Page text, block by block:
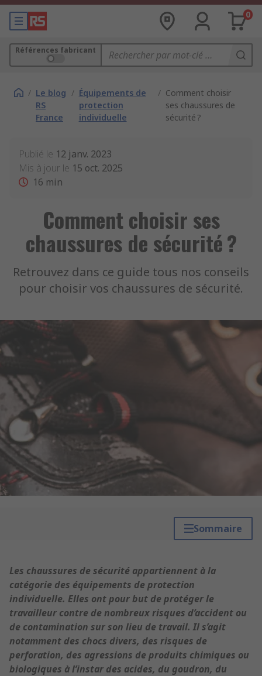
0
Références fabricant
/ Le blog
RS
France
/ Équipements de
protection
individuelle
/ Comment choisir
ses chaussures de
sécurité ?
Publié le 12 janv. 2023
Mis à jour le 15 oct. 2025
16 min
Comment choisir ses
chaussures de sécurité ?
Retrouvez dans ce guide tous nos conseils
pour choisir vos chaussures de sécurité.
Sommaire
Les chaussures de sécurité appartiennent à la
catégorie des équipements de protection
individuelle. Elles ont pour but de protéger le
travailleur contre de nombreux risques d’accident ou
de contamination sur son lieu de travail. Il s’agit
notamment des chocs divers, des risques de
perforation, des agressions de produits chimiques ou
biologiques à l’instar des acides, du goudron, du